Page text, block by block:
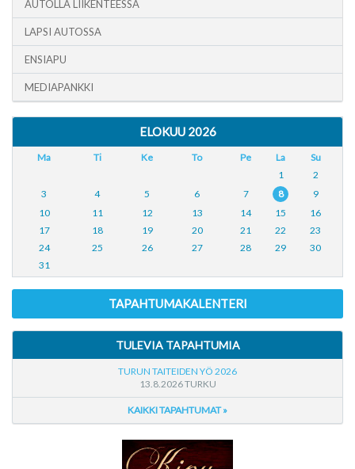
AUTOLLA LIIKENTEESSÄ
LAPSI AUTOSSA
ENSIAPU
MEDIAPANKKI
ELOKUU 2026
Ma Ti Ke To Pe La
Su
1
2
3
4 5 6 7 8
9
10
11 12 13 14 15
16
17
18 19 20 21 22
23
24
25 26 27 28 29
30
31
TAPAHTUMAKALENTERI
TULEVIA TAPAHTUMIA
TURUN TAITEIDEN YÖ 2026
13.8.2026 TURKU
KAIKKI TAPAHTUMAT »